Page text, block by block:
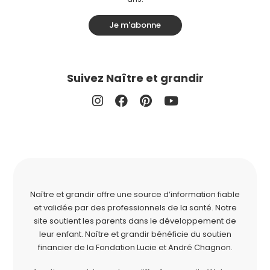
Je m'abonne
Suivez Naître et grandir
Naître et grandir offre une source d’information fiable
et validée par des professionnels de la santé. Notre
site soutient les parents dans le développement de
leur enfant. Naître et grandir bénéficie du soutien
financier de la Fondation Lucie et André Chagnon.